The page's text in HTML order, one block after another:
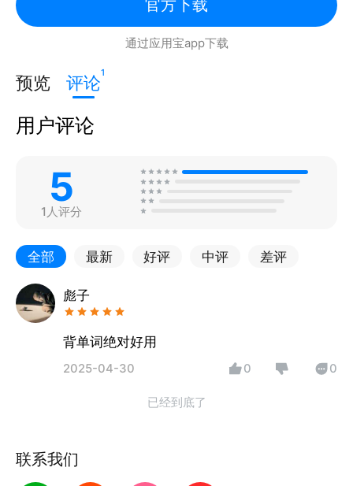
官方下载
通过应用宝app下载
预览 评论1
用户评论
5
1人评分
全部 最新 好评 中评 差评
彪子
背单词绝对好用
2025-04-30 0 0
已经到底了
联系我们